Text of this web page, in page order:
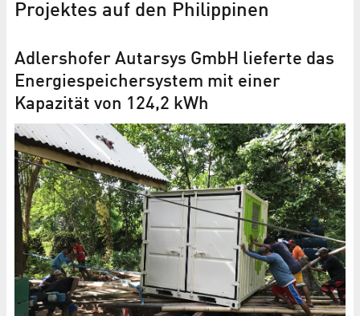
Projektes auf den Philippinen
Adlershofer Autarsys GmbH lieferte das
Energiespeichersystem mit einer
Kapazität von 124,2 kWh